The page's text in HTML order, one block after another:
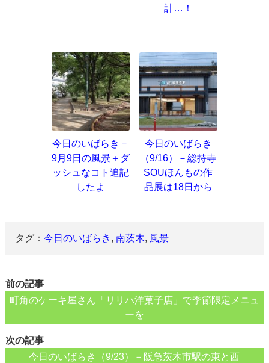
計…！
今日のいばらき－
9月9日の風景＋ダ
ッシュなコト追記
したよ
今日のいばらき
（9/16）－総持寺
SOUほんもの作
品展は18日から
タグ：今日のいばらき ,南茨木, 風景
前の記事
町角のケーキ屋さん「リリハ洋菓子店」で季節限定メニュ
ーを
次の記事
今日のいばらき（9/23）－阪急茨木市駅の東と西